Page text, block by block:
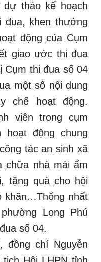
dự thảo kế hoạch
đua, khen thưởng
động của Cụm
giao ước thi đua
Cụm thi đua số 04
một số nội dung
chế hoạt động.
viên trong cụm
hoạt động chung
tác an sinh xã
chữa nhà mái ấm
tặng quà cho hội
khăn…Thống nhất
Long Phú
số 04.
đồng chí Nguyễn